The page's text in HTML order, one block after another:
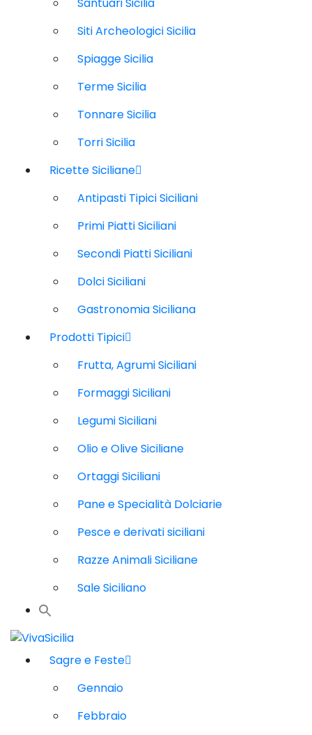
Siti Archeologici Sicilia
Spiagge Sicilia
Terme Sicilia
Tonnare Sicilia
Torri Sicilia
Ricette Siciliane
Antipasti Tipici Siciliani
Primi Piatti Siciliani
Secondi Piatti Siciliani
Dolci Siciliani
Gastronomia Siciliana
Prodotti Tipici
Frutta, Agrumi Siciliani
Formaggi Siciliani
Legumi Siciliani
Olio e Olive Siciliane
Ortaggi Siciliani
Pane e Specialità Dolciarie
Pesce e derivati siciliani
Razze Animali Siciliane
Sale Siciliano
Sagre e Feste
Gennaio
Febbraio